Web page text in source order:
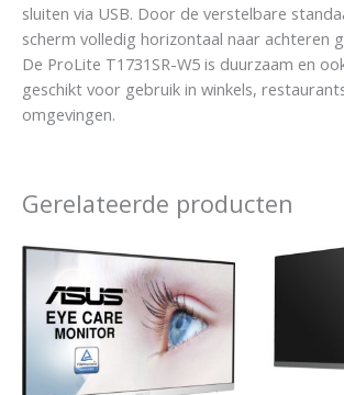
sluiten via USB. Door de verstelbare
scherm volledig horizontaal naar achteren
De ProLite T1731SR-W5 is duurzaam en
geschikt voor gebruik in winkels,
omgevingen.
Gerelateerde producten